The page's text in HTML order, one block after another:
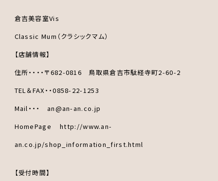
倉吉美容室Vis
Classic Mum（クラシックマム）
【店舗情報】
住所・・・・〒682-0816 鳥取県倉吉市駄経寺町2-60-2
TEL＆FAX・・0858-22-1253
Mail・・・ an@an-an.co.jp
HomePage http://www.an-
an.co.jp/shop_information_first.html
【受付時間】